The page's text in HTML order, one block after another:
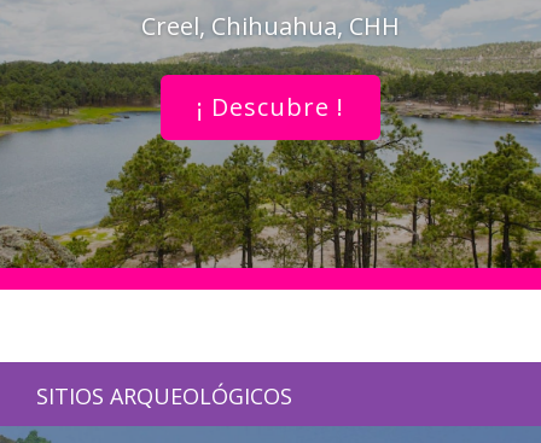
Creel, Chihuahua, CHH
¡ Descubre !
SITIOS ARQUEOLÓGICOS